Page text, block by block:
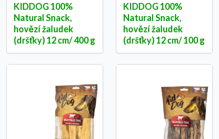
KIDDOG 100%
Natural Snack,
hovězí žaludek
(dršťky) 12 cm/ 400 g
KIDDOG 100%
Natural Snack,
hovězí žaludek
(dršťky) 12 cm/ 100 g